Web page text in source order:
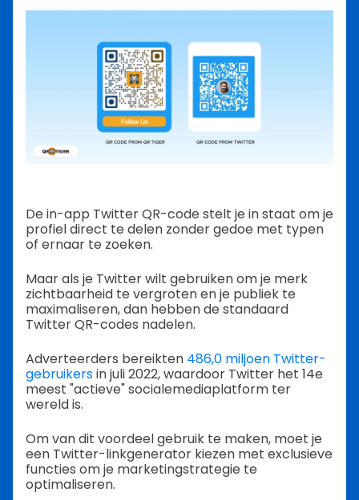
De in-app Twitter QR-code stelt je in staat om je
profiel direct te delen zonder gedoe met typen
of ernaar te zoeken.
Maar als je Twitter wilt gebruiken om je merk
zichtbaarheid te vergroten en je publiek te
maximaliseren, dan hebben de standaard
Twitter QR-codes nadelen.
Adverteerders bereikten 486,0 miljoen Twitter-
gebruikersin juli 2022, waardoor Twitter het 14e
meest "actieve" socialemediaplatform ter
wereld is.
Om van dit voordeel gebruik te maken, moet je
een Twitter-linkgenerator kiezen met exclusieve
functies om je marketingstrategie te
optimaliseren.